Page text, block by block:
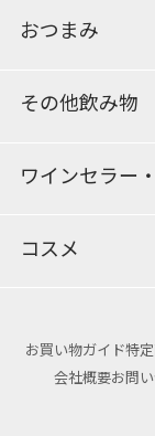
おつまみ
その他飲み物
ワインセラー
コスメ
お買い物ガイド特
会社概要お問